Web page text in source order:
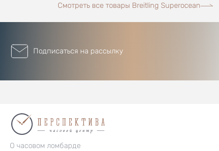
Смотреть все товары Breitling Superocean
Подписаться на рассылку
О часовом ломбарде